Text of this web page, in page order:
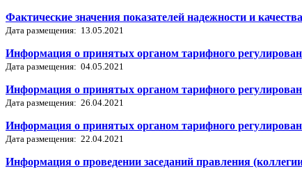
Фактические значения показателей надежности и
Дата размещения: 13.05.2021
Информация о принятых органом тарифного
Дата размещения: 04.05.2021
Информация о принятых органом тарифного
Дата размещения: 26.04.2021
Информация о принятых органом тарифного
Дата размещения: 22.04.2021
Информация о проведении заседаний правления